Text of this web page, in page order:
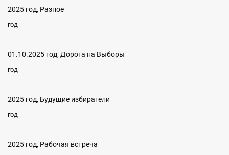
2025 год, Разное
год
01.10.2025 год, Дорога на Выборы
год
2025 год, Будущие избиратели
год
2025 год, Рабочая встреча